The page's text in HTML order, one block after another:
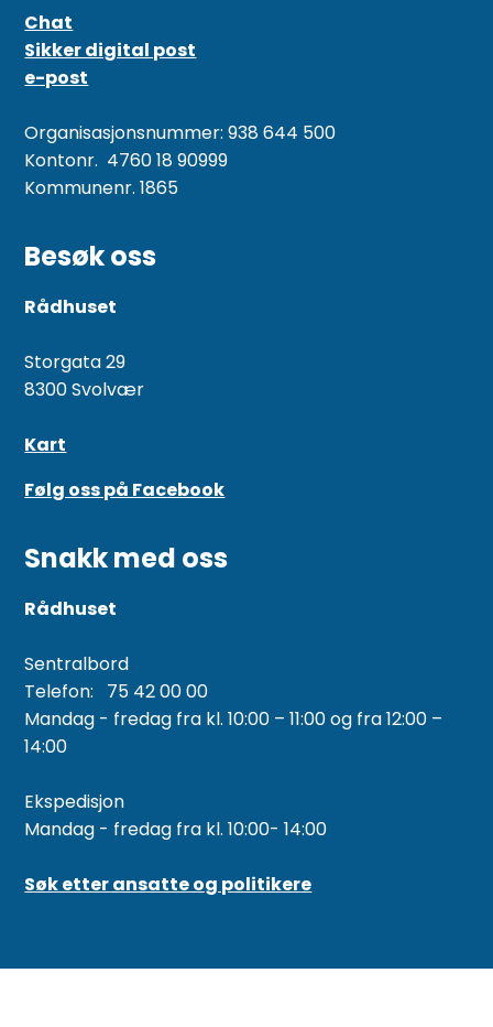
Chat
Sikker digital post
e-post
Organisasjonsnummer: 938 644 500
Kontonr. 4760 18 90999
Kommunenr. 1865
Besøk oss
Rådhuset
Storgata 29
8300 Svolvær
Kart
Følg oss på Facebook
Snakk med oss
Rådhuset
Sentralbord
Telefon: 75 42 00 00
Mandag - fredag fra kl. 10:00 – 11:00 og fra 12:00 –
14:00
Ekspedisjon
Mandag - fredag fra kl. 10:00- 14:00
Søk etter ansatte og politikere